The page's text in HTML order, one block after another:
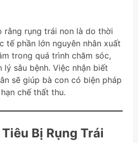
rằng rụng trái non là do thời
tế phần lớn nguyên nhân xuất
trong quá trình chăm sóc,
lý sâu bệnh. Việc nhận biết
sẽ giúp bà con có biện pháp
chế thất thu.
Bị Rụng Trái